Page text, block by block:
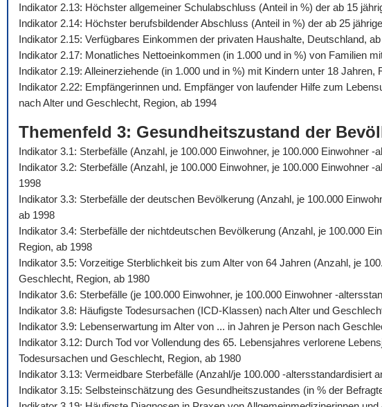
Indikator 2.13: Höchster allgemeiner Schulabschluss (Anteil in %) der ab 15
Indikator 2.14: Höchster berufsbildender Abschluss (Anteil in %) der ab 25
Indikator 2.15: Verfügbares Einkommen der privaten Haushalte, Deutschland, ab
Indikator 2.17: Monatliches Nettoeinkommen (in 1.000 und in %) von Familien
Indikator 2.19: Alleinerziehende (in 1.000 und in %) mit Kindern unter 18 Jahren,
Indikator 2.22: Empfängerinnen und. Empfänger von laufender Hilfe zum
nach Alter und Geschlecht, Region, ab 1994
Themenfeld 3: Gesundheitszustand der
Indikator 3.1: Sterbefälle (Anzahl, je 100.000 Einwohner, je 100.000 Einwohner
Indikator 3.2: Sterbefälle (Anzahl, je 100.000 Einwohner, je 100.000 Einwohner
1998
Indikator 3.3: Sterbefälle der deutschen Bevölkerung (Anzahl, je 100.000
ab 1998
Indikator 3.4: Sterbefälle der nichtdeutschen Bevölkerung (Anzahl, je 100.000
Region, ab 1998
Indikator 3.5: Vorzeitige Sterblichkeit bis zum Alter von 64 Jahren (Anzahl, je
Geschlecht, Region, ab 1980
Indikator 3.6: Sterbefälle (je 100.000 Einwohner, je 100.000 Einwohner -
Indikator 3.8: Häufigste Todesursachen (ICD-Klassen) nach Alter und
Indikator 3.9: Lebenserwartung im Alter von ... in Jahren je Person nach
Indikator 3.12: Durch Tod vor Vollendung des 65. Lebensjahres verlorene
Todesursachen und Geschlecht, Region, ab 1980
Indikator 3.13: Vermeidbare Sterbefälle (Anzahl/je 100.000 -
Indikator 3.15: Selbsteinschätzung des Gesundheitszustandes (in % der